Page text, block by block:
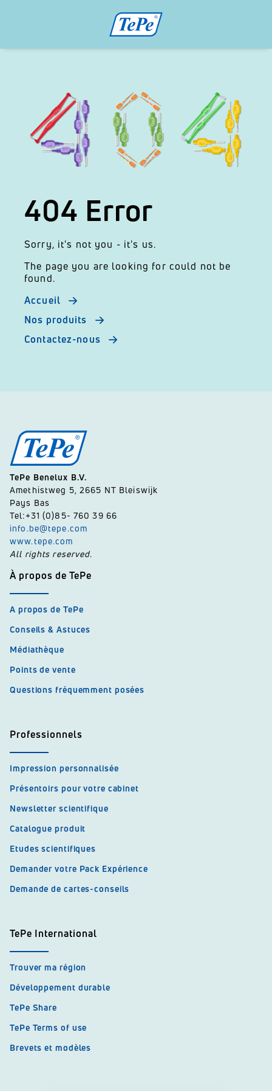
404 Error
Sorry, it's not you - it's us.
The page you are looking for could not be
found.
Accueil
Nos produits
Contactez-nous
TePe Benelux B.V.
Amethistweg 5, 2665 NT Bleiswijk
Pays Bas
Tel:+31 (0)85- 760 39 66
info.be@tepe.com
www.tepe.com
All rights reserved.
À propos de TePe
A propos de TePe
Conseils & Astuces
Médiathèque
Points de vente
Questions fréquemment posées
Professionnels
Impression personnalisée
Présentoirs pour votre cabinet
Newsletter scientifique
Catalogue produit
Etudes scientifiques
Demander votre Pack Expérience
Demande de cartes-conseils
TePe International
Trouver ma région
Développement durable
TePe Share
TePe Terms of use
Brevets et modèles